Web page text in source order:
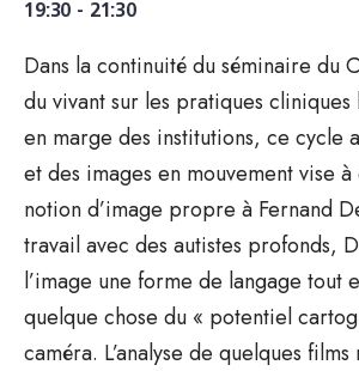
19:30 - 21:30
Dans la continuité du séminaire du
du vivant sur les pratiques
en marge des institutions, ce cycle
et des images en mouvement vise
notion d’image propre à Fernand
travail avec des autistes profonds,
l’image une forme de langage tout
quelque chose du « potentiel
caméra. L’analyse de quelques